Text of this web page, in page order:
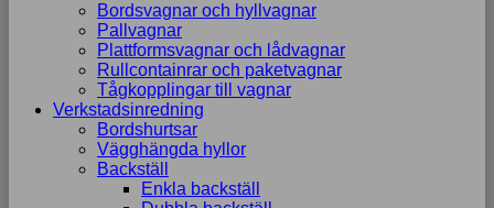
Bordsvagnar och hyllvagnar
Pallvagnar
Plattformsvagnar och lådvagnar
Rullcontainrar och paketvagnar
Tågkopplingar till vagnar
Verkstadsinredning
Bordshurtsar
Vägghängda hyllor
Backställ
Enkla backställ